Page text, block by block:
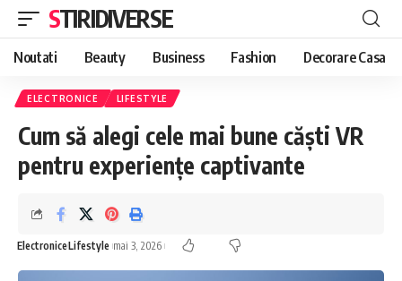
STIRIDIVERSE
Noutati Beauty Business Fashion Decorare Casa
ELECTRONICE LIFESTYLE
Cum să alegi cele mai bune căști VR
pentru experiențe captivante
ElectroniceLifestyle mai 3, 2026